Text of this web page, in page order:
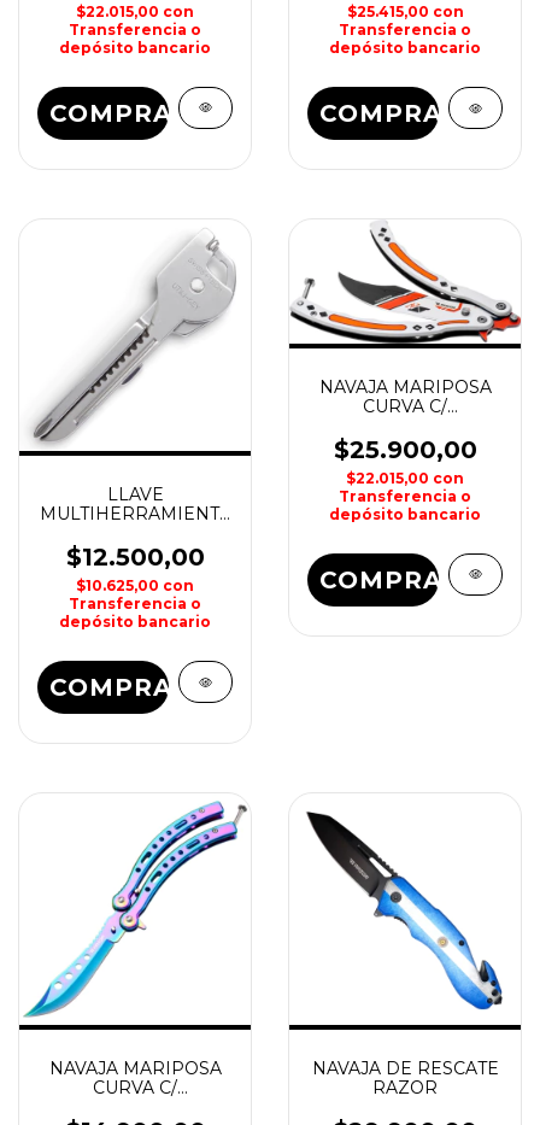
$22.015,00 con
Transferencia o
depósito bancario
COMPRAR
$25.415,00 con
Transferencia o
depósito bancario
COMPRAR
LLAVE
MULTIHERRAMIENTA
$12.500,00
$10.625,00 con
Transferencia o
depósito bancario
COMPRAR
NAVAJA MARIPOSA
CURVA C/
REPUESTO
$25.900,00
$22.015,00 con
Transferencia o
depósito bancario
COMPRAR
NAVAJA MARIPOSA
CURVA C/
NAVAJA DE RESCATE
RAZOR